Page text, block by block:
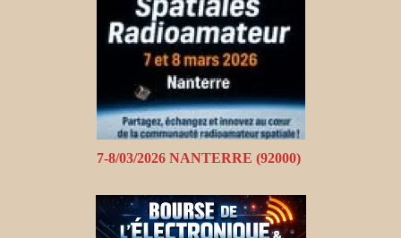
7-8/03/2026 NANTERRE (92000)